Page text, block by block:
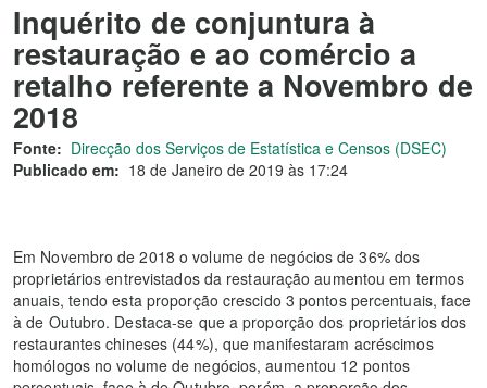
Inquérito de conjuntura à
restauração e ao comércio a
retalho referente a Novembro de
2018
Fonte: Direcção dos Serviços de Estatística e Censos (DSEC)
Publicado em: 18 de Janeiro de 2019 às 17:24
Em Novembro de 2018 o volume de negócios de 36% dos
proprietários entrevistados da restauração aumentou em termos
anuais, tendo esta proporção crescido 3 pontos percentuais, face
à de Outubro. Destaca-se que a proporção dos proprietários dos
restaurantes chineses (44%), que manifestaram acréscimos
homólogos no volume de negócios, aumentou 12 pontos